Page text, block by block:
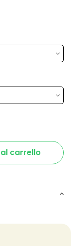
carrello